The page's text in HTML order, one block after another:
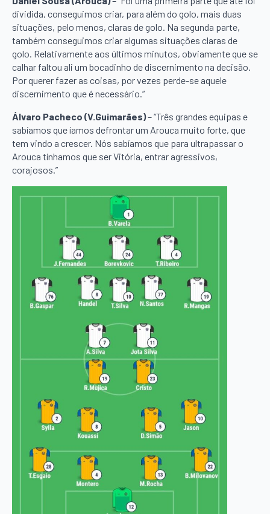
dividida, conseguimos criar, para além do golo, mais duas
situações, pelo menos, claras de golo. Na segunda parte,
também conseguimos criar algumas situações claras de
golo. Relativamente aos últimos minutos, obviamente que se
calhar faltou ali um bocadinho de discernimento na decisão.
Por querer fazer as coisas, por vezes perde-se aquele
discernimento que é necessário.“
Álvaro Pacheco (V.Guimarães)– “Três grandes equipas e
sabíamos que íamos defrontar um Arouca muito forte, que
tem vindo a crescer. Nós sabíamos que para ultrapassar o
Arouca tínhamos que ser Vitória, entrar agressivos,
corajosos.”